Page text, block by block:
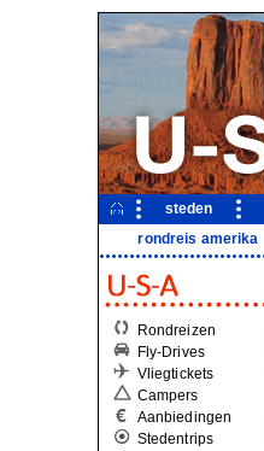
steden
rondreis amerika
Rondreizen
Fly-Drives
Vliegtickets
Campers
Aanbiedingen
Stedentrips